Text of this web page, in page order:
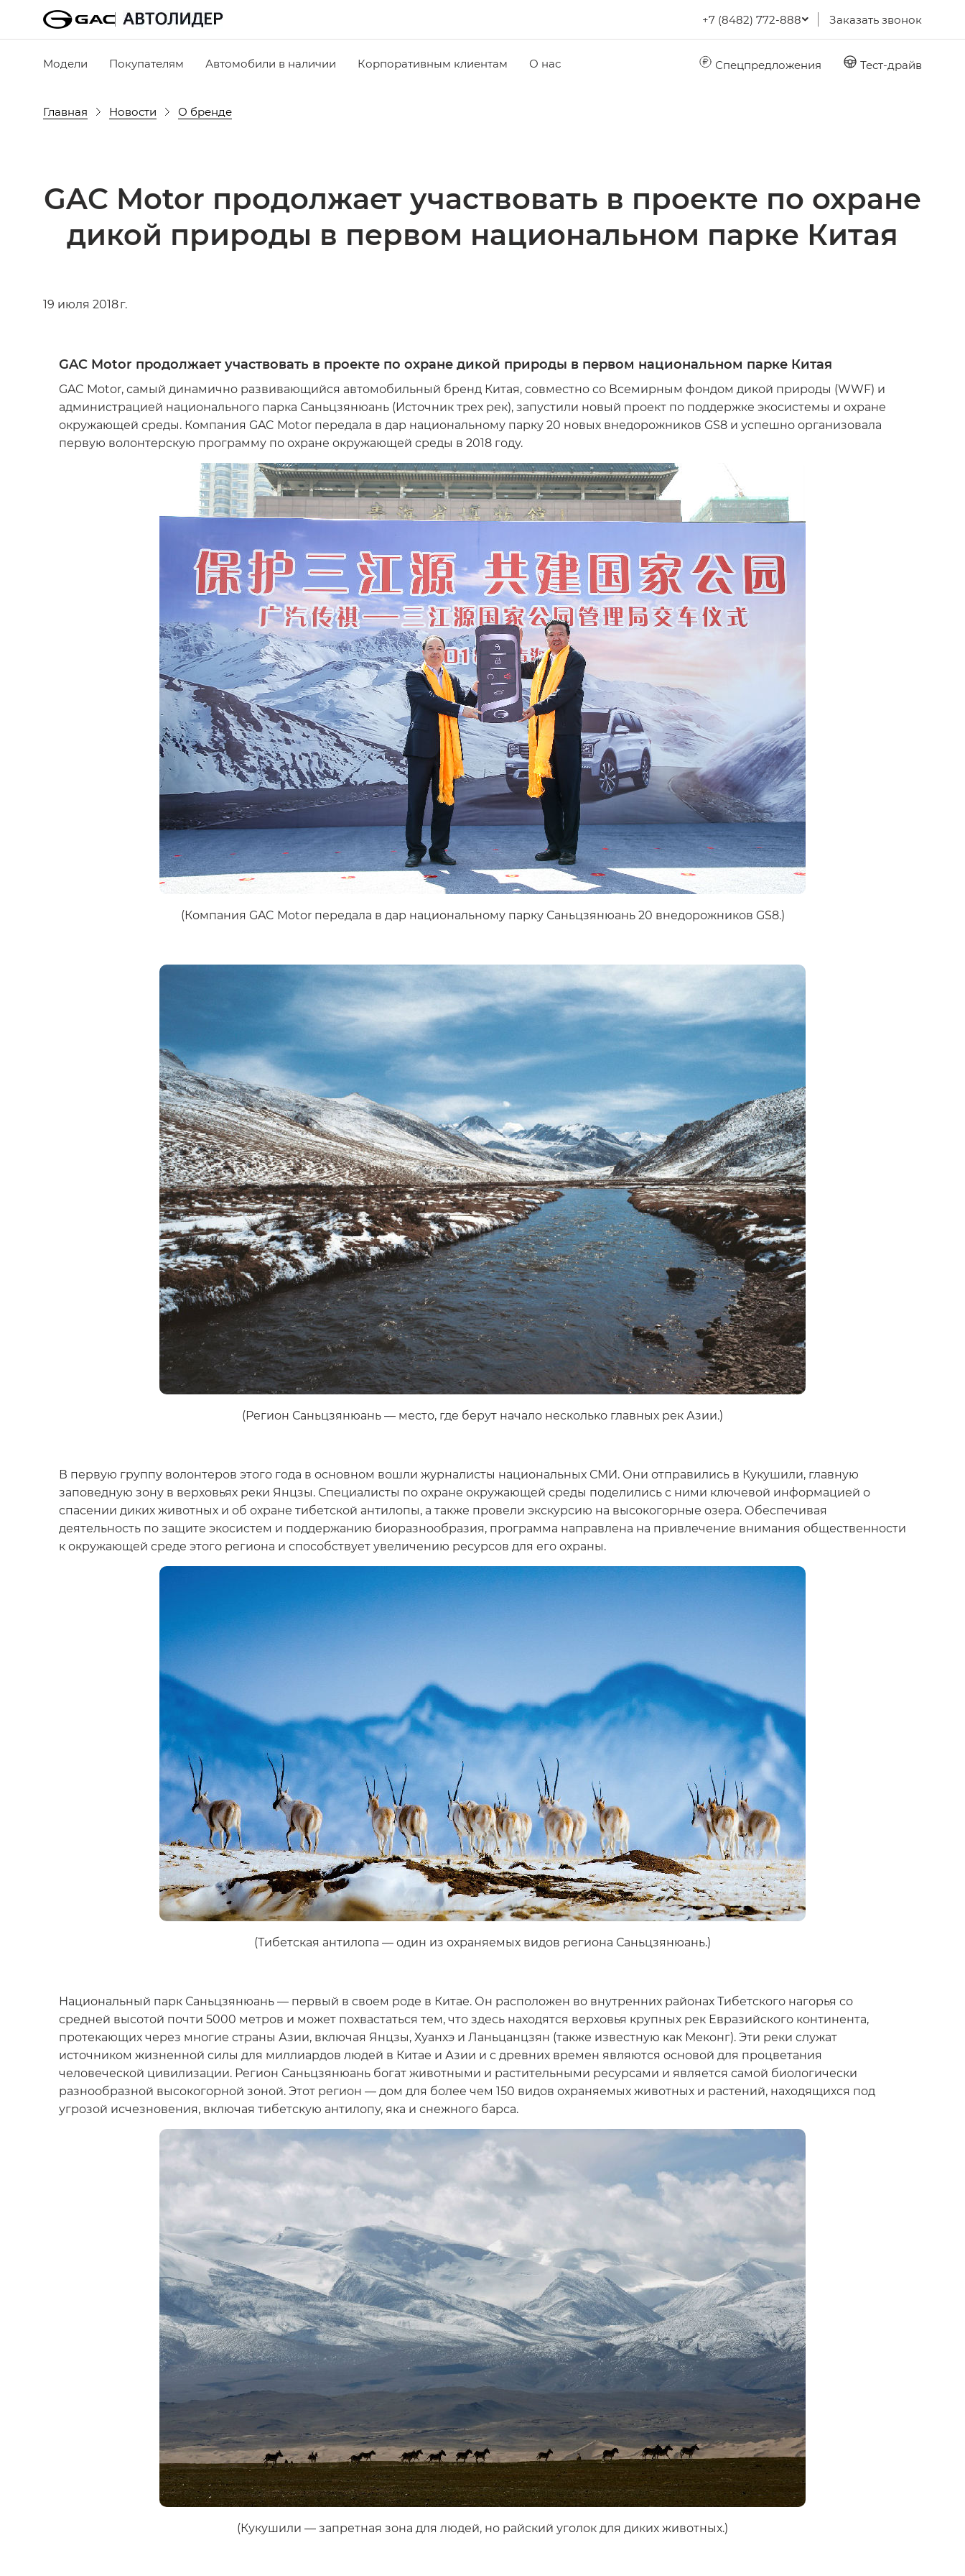
+7 (8482) 772-888 Заказать звонок
Модели Покупателям Автомобили в наличии Корпоративным клиентам О нас Спецпредложения Тест-драйв
Главная Новости О бренде
GAC Motor продолжает участвовать в проекте по охране
дикой природы в первом национальном парке Китая
19 июля 2018 г.
GAC Motor продолжает участвовать в проекте по охране дикой природы в первом национальном парке Китая
GAC Motor, самый динамично развивающийся автомобильный бренд Китая, совместно со Всемирным фондом дикой природы (WWF) и
администрацией национального парка Саньцзянюань (Источник трех рек), запустили новый проект по поддержке экосистемы и охране
окружающей среды. Компания GAC Motor передала в дар национальному парку 20 новых внедорожников GS8 и успешно организовала
первую волонтерскую программу по охране окружающей среды в 2018 году.
(Компания GAC Motor передала в дар национальному парку Саньцзянюань 20 внедорожников GS8.)
(Регион Саньцзянюань — место, где берут начало несколько главных рек Азии.)
В первую группу волонтеров этого года в основном вошли журналисты национальных СМИ. Они отправились в Кукушили, главную
заповедную зону в верховьях реки Янцзы. Специалисты по охране окружающей среды поделились с ними ключевой информацией о
спасении диких животных и об охране тибетской антилопы, а также провели экскурсию на высокогорные озера. Обеспечивая
деятельность по защите экосистем и поддержанию биоразнообразия, программа направлена на привлечение внимания общественности
к окружающей среде этого региона и способствует увеличению ресурсов для его охраны.
(Тибетская антилопа — один из охраняемых видов региона Саньцзянюань.)
Национальный парк Саньцзянюань — первый в своем роде в Китае. Он расположен во внутренних районах Тибетского нагорья со
средней высотой почти 5000 метров и может похвастаться тем, что здесь находятся верховья крупных рек Евразийского континента,
протекающих через многие страны Азии, включая Янцзы, Хуанхэ и Ланьцанцзян (также известную как Меконг). Эти реки служат
источником жизненной силы для миллиардов людей в Китае и Азии и с древних времен являются основой для процветания
человеческой цивилизации. Регион Саньцзянюань богат животными и растительными ресурсами и является самой биологически
разнообразной высокогорной зоной. Этот регион — дом для более чем 150 видов охраняемых животных и растений, находящихся под
угрозой исчезновения, включая тибетскую антилопу, яка и снежного барса.
(Кукушили — запретная зона для людей, но райский уголок для диких животных.)